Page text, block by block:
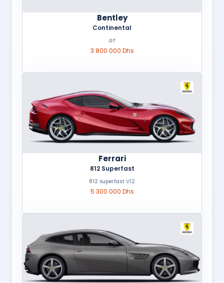
Bentley
Continental
GT
3 800 000 Dhs
Ferrari
812 Superfast
812 superfast V12
5 300 000 Dhs